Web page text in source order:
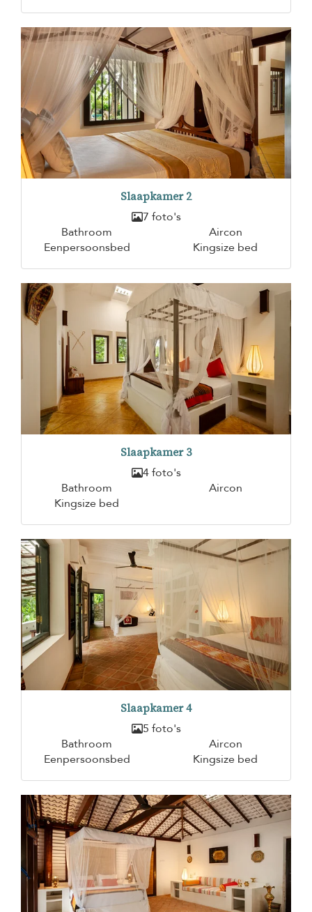
Slaapkamer 2
7 foto's
Bathroom
Aircon
Eenpersoonsbed
Kingsize bed
Slaapkamer 3
4 foto's
Bathroom
Aircon
Kingsize bed
Slaapkamer 4
5 foto's
Bathroom
Aircon
Eenpersoonsbed
Kingsize bed